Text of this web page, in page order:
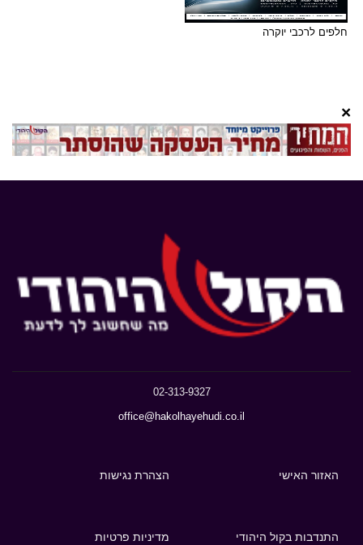
חלפים לרכבי יוקרה
×
02-313-9327
office@hakolhayehudi.co.il
האזור האישי הצהרת נגישות
התנדבות בקול היהודי מדיניות פרטיות